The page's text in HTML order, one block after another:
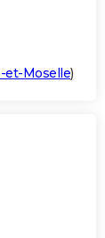
et-Moselle)